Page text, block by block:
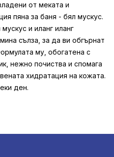
от меката и
пяна за баня - бял мускус.
и иланг иланг
сълза, за да ви обгърнат
му, обогатена с
нежно почиства и спомага
хидратация на кожата.
ден.